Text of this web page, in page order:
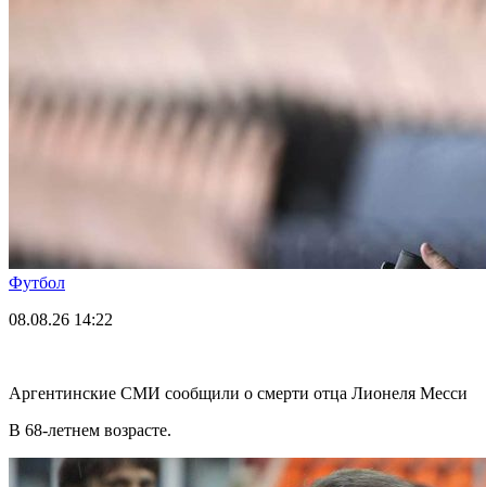
Футбол
08.08.26 14:22
Аргентинские СМИ сообщили о смерти отца Лионеля Месси
В 68-летнем возрасте.